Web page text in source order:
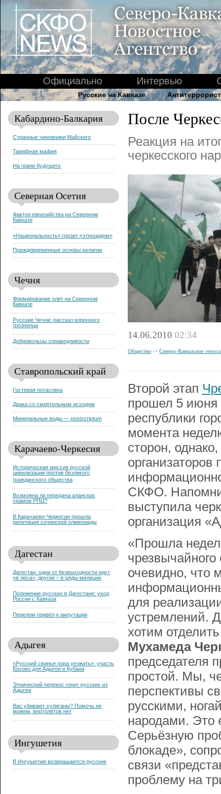
Официально Интервью
Русские на Кавказе
Кабардино-Балкария
Странные чиновники Майского
Тарифная мафия
На грани будущего
Северная Осетия
Фактор евразийства на Северном
Кавказе
«Национальность» грозит «этноцидом»
Преждевременные основы религии
Чечня
Формирование элит на Северном
Кавказе
Русские Чечни: рассказ коренного
грозненца
Добровольцы справедливости
Ставропольский край
Гостевая потасовка
Драка со смертельным исходом
Минеральные воды — postscriptum
Карачаево-Черкесия
Историческая миссия русской
цивилизации против безликого
гражданского общества
Возможна ли передача аланских
храмов РПЦ?
В Карачаево-Черкесии прошла
репетиция сочинской олимпиады
Дагестан
Дагестан: одни от безвыходности идут
«в леса», другие – в ряды милиции
Положение русских в Дагестане: уход
России с Кавказа
Перелом привёл к ампутации
Адыгея
«Русский свинья пора уезжать»: участь
Косово для Адыгеи и Кубани
Этнический перекос гонит русских из
Адыгеи
Вас убивают хулиганы? Помочь не
можем, вертолётов нет
Ингушетия
В Ингушетию возвращаются русские
После
Реакция на
черкесского
14.06.2010 02:34
Общество -> Северо-Кавказские
Второй этап
прошел 5 июня
республики
момента
сторон,
СКФО.
выступила
организация
«Прошла
чрезвычайного
очевидно, что
для
устремлений.
хотим
Мухамеда
председателя
простой. Мы,
перспективы
русскими,
народами. Это
Серьёзную
блокаде»,
связи
проблему на